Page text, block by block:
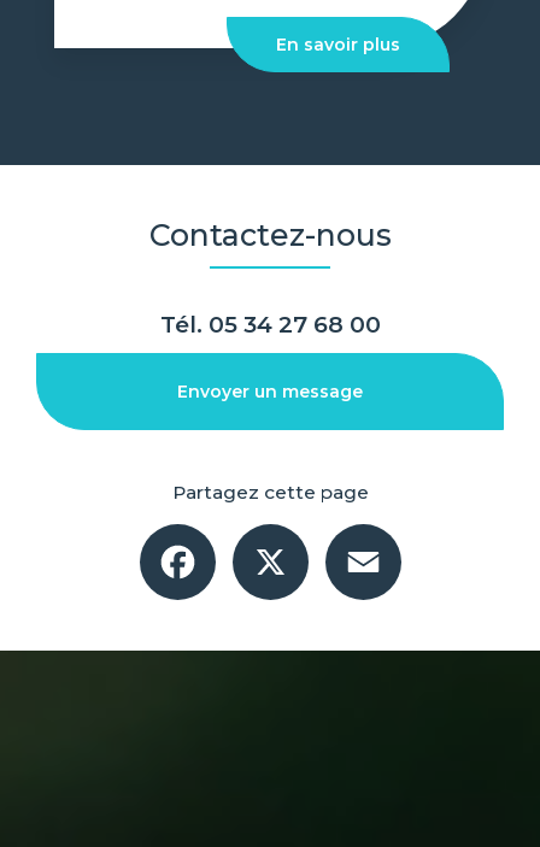
En savoir plus
Contactez-nous
Tél. 05 34 27 68 00
Envoyer un message
Partagez cette page
Facebook